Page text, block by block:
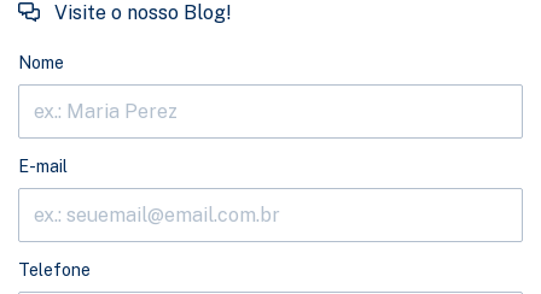
Visite o nosso Blog!
Nome
E-mail
Telefone